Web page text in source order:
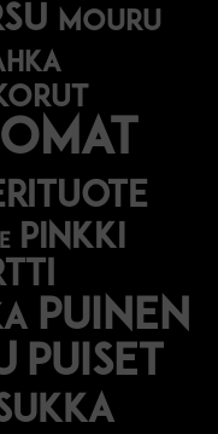
mouru
omat
pinkki
puinen
puiset